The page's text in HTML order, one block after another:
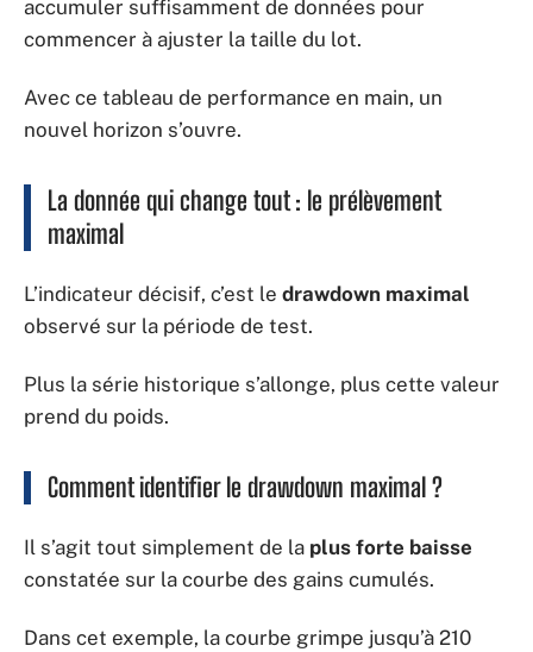
accumuler suffisamment de données pour
commencer à ajuster la taille du lot.
Avec ce tableau de performance en main, un
nouvel horizon s’ouvre.
La donnée qui change tout : le prélèvement
maximal
L’indicateur décisif, c’est le drawdown maximal
observé sur la période de test.
Plus la série historique s’allonge, plus cette valeur
prend du poids.
Comment identifier le drawdown maximal ?
Il s’agit tout simplement de la plus forte baisse
constatée sur la courbe des gains cumulés.
Dans cet exemple, la courbe grimpe jusqu’à 210